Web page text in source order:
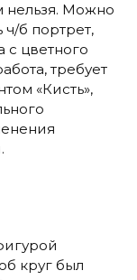
Можно
ч/б портрет,
с цветного
требует
«Кисть»,
круг был